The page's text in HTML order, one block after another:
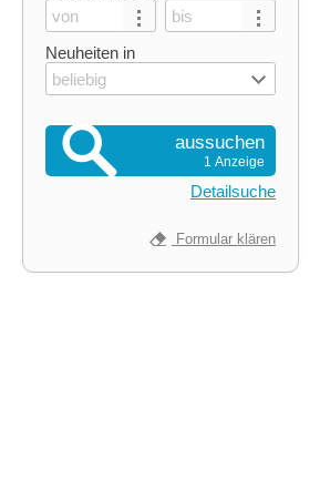
Neuheiten in
beliebig
aussuchen
1 Anzeige
Detailsuche
Formular klären